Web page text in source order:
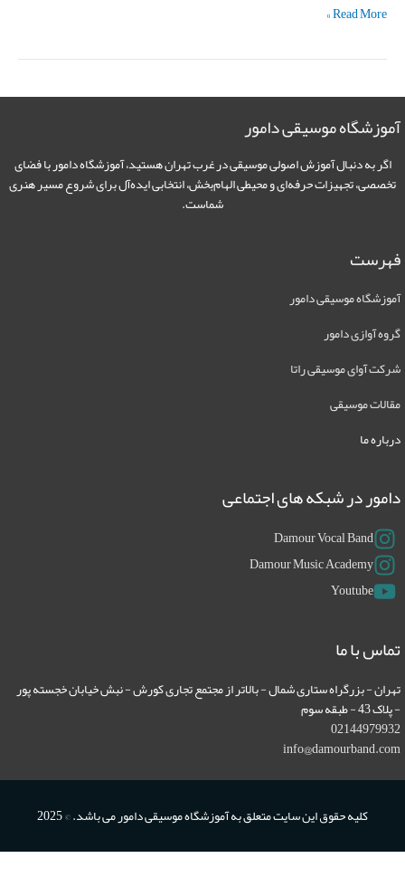
Read More »
موسیقی دامور
اگر به دنبال آموزش اصولی موسیقی در غرب تهران هستید، آموزشگاه دامور با فضای
تجهیزات حرفه‌ای و محیطی الهام‌بخش، انتخابی ایده‌آل برای شروع مسیر هنری
شماست.
موسیقی دامور
آوازی دامور
آوای موسیقی راتا
موسیقی
ما
در شبکه های اجتماعی
Damour Vocal Band
Damour Music Academy
Youtube
با ما
- بزرگراه ستاری شمال - بالاتر از مجتمع تجاری کورش - نبش خیابان خجسته پور
- طبقه سوم
کلیه حقوق این سایت متعلق به آموزشگاه موسیقی دامور می باشد. © 2025